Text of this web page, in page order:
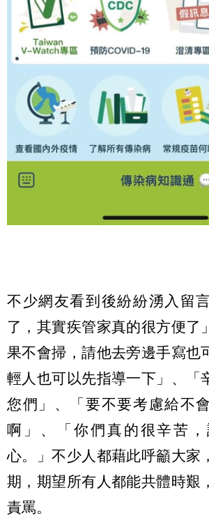
不少網友看到後紛紛湧入留
了，其實疾管家真的很方便了
果不會掃，請他去旁邊手寫也
輕人也可以先指導一下」、「
您們」、「要不要考慮給不
啊」、「你們真的很辛苦
心。」不少人都藉此呼籲大家
期，期望所有人都能共體時艱
責罵。